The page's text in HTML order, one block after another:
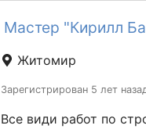
Мастер "Кирилл
Житомир
Зарегистрирован 5 лет
Все види работ по